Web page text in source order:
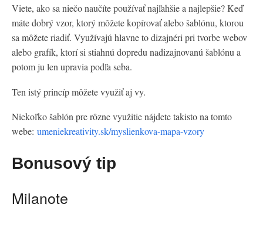
Viete, ako sa niečo naučíte používať najľahšie a najlepšie? Keď
máte dobrý vzor, ktorý môžete kopírovať alebo šablónu, ktorou
sa môžete riadiť. Využívajú hlavne to dizajnéri pri tvorbe webov
alebo grafík, ktorí si stiahnú dopredu nadizajnovanú šablónu a
potom ju len upravia podľa seba.
Ten istý princíp môžete využiť aj vy.
Niekoľko šablón pre rôzne využitie nájdete takisto na tomto
webe: umeniekreativity.sk/myslienkova-mapa-vzory
Bonusový tip
Milanote